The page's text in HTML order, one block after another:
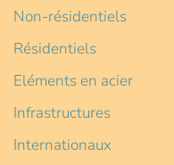
Non-résidentiels
Résidentiels
Eléments en acier
Infrastructures
Internationaux